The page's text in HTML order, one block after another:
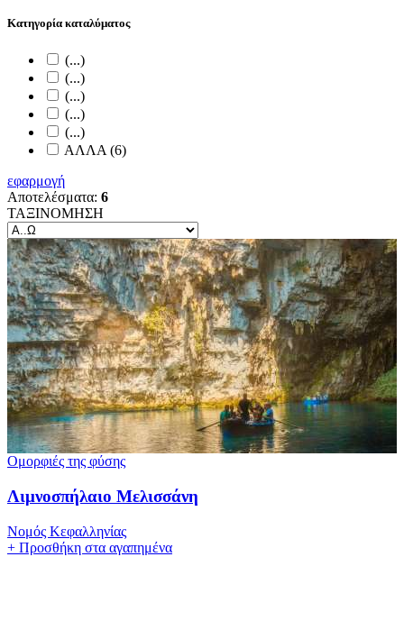
Κατηγορία καταλύματος
(...)
(...)
(...)
(...)
(...)
ΑΛΛΑ (6)
εφαρμογή
Αποτελέσματα: 6
ΤΑΞΙΝΟΜΗΣΗ
Ομορφιές της φύσης
Λιμνοσπήλαιο Μελισσάνη
Νομός Κεφαλληνίας
+ Προσθήκη στα αγαπημένα